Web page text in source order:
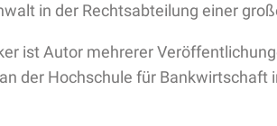
in der Rechtsabteilung einer
ist Autor mehrerer
der Hochschule für Bankwirtschaft